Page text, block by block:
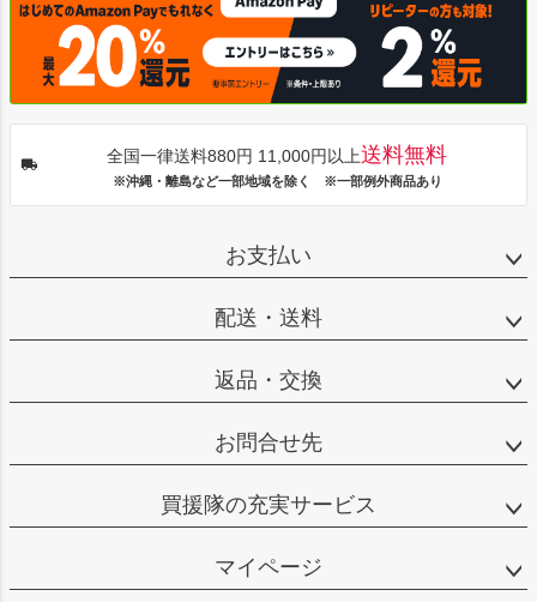
全国一律送料880円 11,000円以上送料無料
※沖縄・離島など一部地域を除く ※一部例外商品あり
お支払い
配送・送料
返品・交換
お問合せ先
買援隊の充実サービス
マイページ